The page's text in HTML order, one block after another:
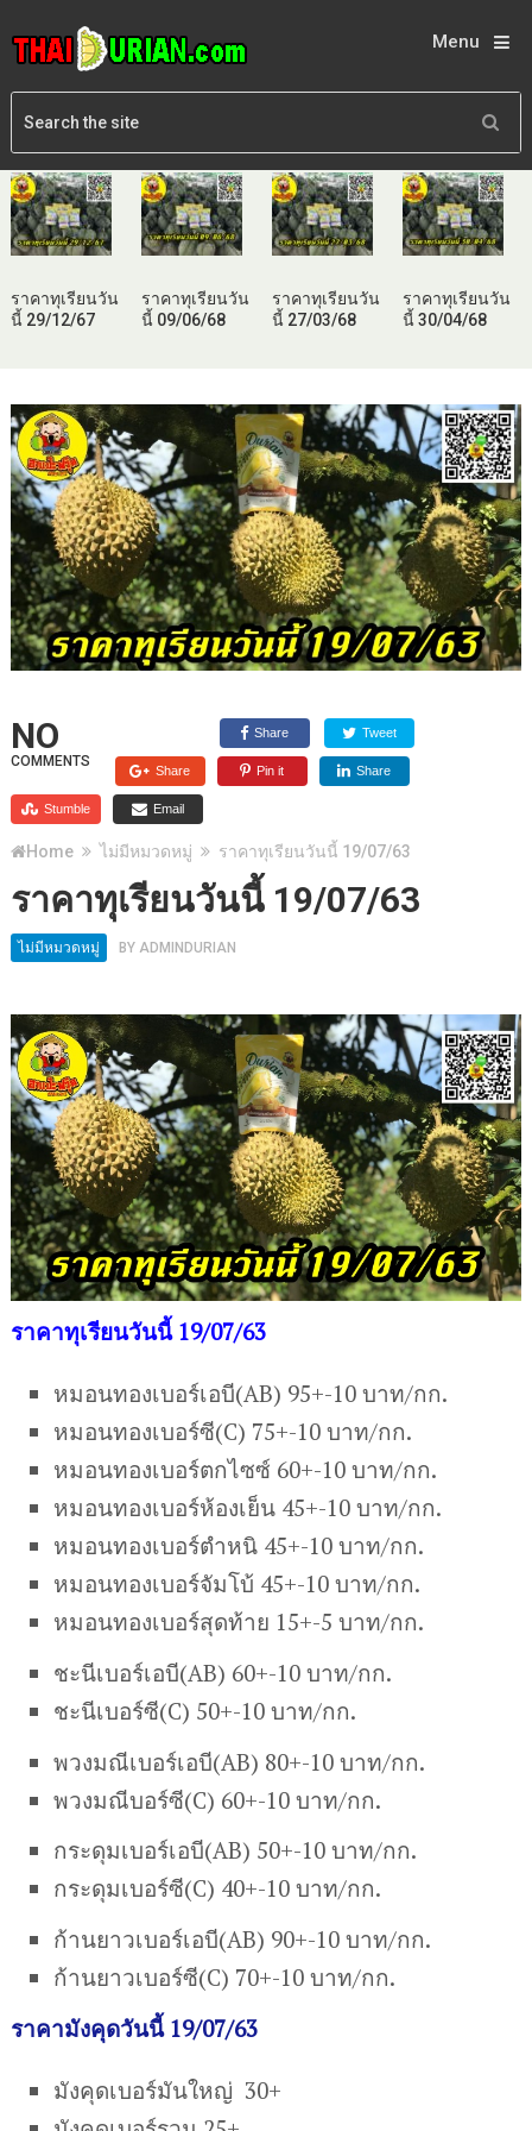
Menu
ราคาทุเรียนวัน
นี้ 29/12/67
ราคาทุเรียนวัน
นี้ 09/06/68
ราคาทุเรียนวัน
นี้ 27/03/68
ราคาทุเรียนวัน
นี้ 30/04/68
NO
COMMENTS
Share Tweet
Share Pin it Share
Stumble Email
Home ไม่มีหมวดหมู่ ราคาทุเรียนวันนี้ 19/07/63
ราคาทุเรียนวันนี้ 19/07/63
ไม่มีหมวดหมู่ BY ADMINDURIAN
ราคาทุเรียนวันนี้ 19/07/63
หมอนทองเบอร์เอบี(AB) 95+-10 บาท/กก.
หมอนทองเบอร์ซี(C) 75+-10 บาท/กก.
หมอนทองเบอร์ตกไซซ์ 60+-10 บาท/กก.
หมอนทองเบอร์ห้องเย็น 45+-10 บาท/กก.
หมอนทองเบอร์ตำหนิ 45+-10 บาท/กก.
หมอนทองเบอร์จัมโบ้ 45+-10 บาท/กก.
หมอนทองเบอร์สุดท้าย 15+-5 บาท/กก.
ชะนีเบอร์เอบี(AB) 60+-10 บาท/กก.
ชะนีเบอร์ซี(C) 50+-10 บาท/กก.
พวงมณีเบอร์เอบี(AB) 80+-10 บาท/กก.
พวงมณีบอร์ซี(C) 60+-10 บาท/กก.
กระดุมเบอร์เอบี(AB) 50+-10 บาท/กก.
กระดุมเบอร์ซี(C) 40+-10 บาท/กก.
ก้านยาวเบอร์เอบี(AB) 90+-10 บาท/กก.
ก้านยาวเบอร์ซี(C) 70+-10 บาท/กก.
ราคามังคุดวันนี้ 19/07/63
มังคุดเบอร์มันใหญ่ 30+